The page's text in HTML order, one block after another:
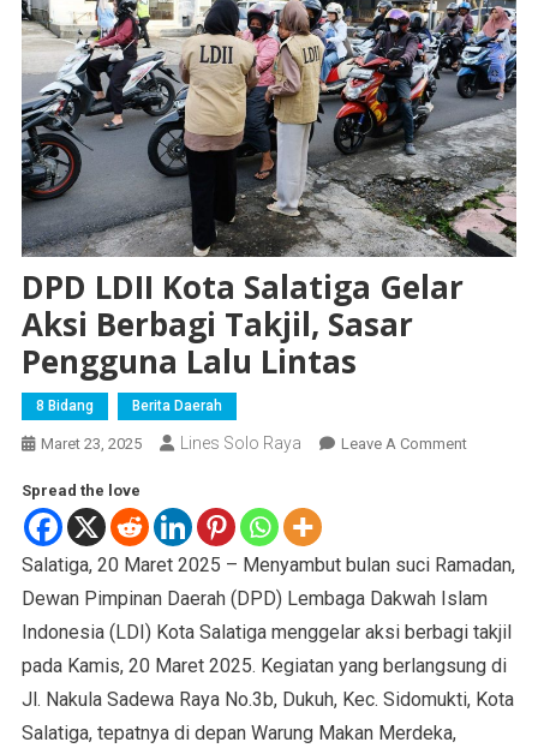
DPD LDII Kota Salatiga Gelar
Aksi Berbagi Takjil, Sasar
Pengguna Lalu Lintas
8 Bidang Berita Daerah
Maret 23, 2025 Lines Solo Raya Leave A Comment
Spread the love
Salatiga, 20 Maret 2025 – Menyambut bulan suci Ramadan,
Dewan Pimpinan Daerah (DPD) Lembaga Dakwah Islam
Indonesia (LDI) Kota Salatiga menggelar aksi berbagi takjil
pada Kamis, 20 Maret 2025. Kegiatan yang berlangsung di
Jl. Nakula Sadewa Raya No.3b, Dukuh, Kec. Sidomukti, Kota
Salatiga, tepatnya di depan Warung Makan Merdeka,